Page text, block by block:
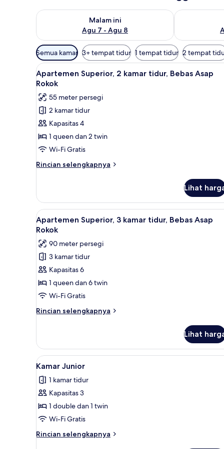
Malam ini
Agu 7 - Agu 8
Periksa ketersediaan untuk malam ini Agu 7 - Agu 8
Periksa
Filter
tersedia
untuk
kamar
Semua kamar 3+ tempat tidur 1 tempat tidur 2 tempat
Lihat
semua
foto
untuk
Apartemen
Superior,
2
kamar
tidur,
Bebas
Rokok
Seprai antialergi, brankas,
8
Apartemen Superior, 2 kamar tidur, Bebas Asap
Rokok
55 meter persegi
2 kamar tidur
Kapasitas 4
1 queen dan 2 twin
Wi-Fi Gratis
Rincian selengkapnya
Rincian
Apartemen
Superior,
2
kamar
Bebas
Asap
Rokok
Lihat
Lihat
semua
foto
untuk
Apartemen
Superior,
3
kamar
tidur,
Bebas
Rokok
Seprai antialergi, brankas,
8
Apartemen Superior, 3 kamar tidur, Bebas Asap
Rokok
90 meter persegi
3 kamar tidur
Kapasitas 6
1 queen dan 6 twin
Wi-Fi Gratis
Rincian selengkapnya
Rincian
Apartemen
Superior,
3
tidur,
Bebas
Rokok
Lihat
Lihat
semua
foto
untuk
Kamar
Junior
Kamar Junior | Seprai
3
Kamar Junior
1 kamar tidur
Kapasitas 3
1 double dan 1 twin
Wi-Fi Gratis
Rincian selengkapnya
Rincian